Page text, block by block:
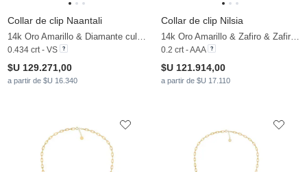
Collar de clip Naantali
14k Oro Amarillo & Diamante cultivado en laboratorio
0.434 crt - VS
$U 129.271,00
a partir de $U 16.340
Collar de clip Nilsia
14k Oro Amarillo & Zafiro & Zafiro blanco & Rubí & Esmeralda
0.2 crt - AAA
$U 121.914,00
a partir de $U 17.110